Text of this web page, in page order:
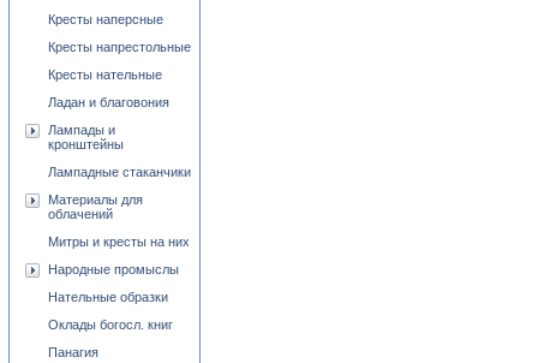
Кресты наперсные
Кресты напрестольные
Кресты нательные
Ладан и благовония
Лампады и
кронштейны
Лампадные стаканчики
Материалы для
облачений
Митры и кресты на них
Народные промыслы
Нательные образки
Оклады богосл. книг
Панагия